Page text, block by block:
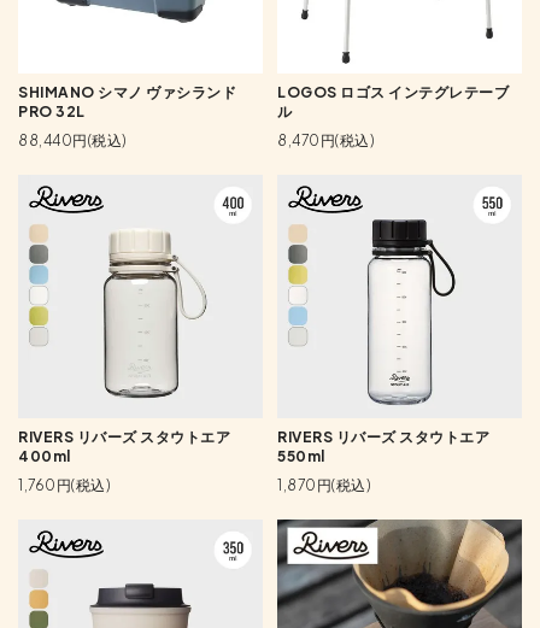
SHIMANO シマノ ヴァシランド
PRO 32L
88,440円(税込)
LOGOS ロゴス インテグレテーブ
ル
8,470円(税込)
RIVERS リバーズ スタウトエア
400ml
1,760円(税込)
RIVERS リバーズ スタウトエア
550ml
1,870円(税込)